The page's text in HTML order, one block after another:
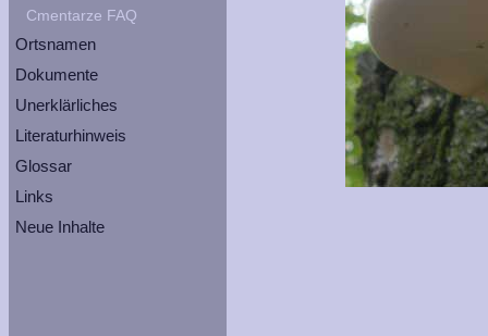
Cmentarze FAQ
Ortsnamen
Dokumente
Unerklärliches
Literaturhinweis
Glossar
Links
Neue Inhalte